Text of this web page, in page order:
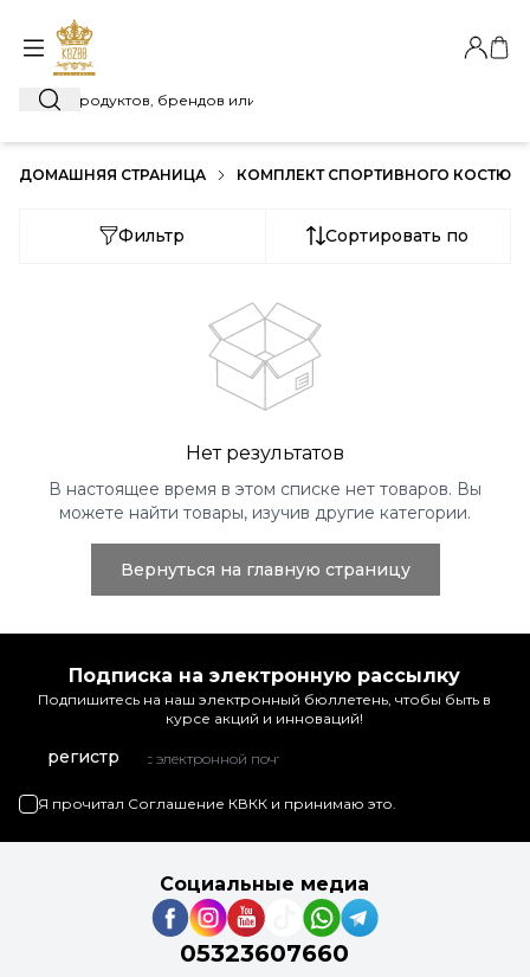
Поиск
Моя
ДОМАШНЯЯ СТРАНИЦА КОМПЛЕКТ СПОРТИВНОГО
Фильтр Сортировать по
Нет результатов
В настоящее время в этом списке нет товаров. Вы
можете найти товары, изучив другие категории.
Вернуться на главную страницу
Подписка на электронную рассылку
Подпишитесь на наш электронный бюллетень, чтобы быть в
курсе акций и инноваций!
регистр
Я прочитал Соглашение КВКК и принимаю это.
Социальные медиа
05323607660